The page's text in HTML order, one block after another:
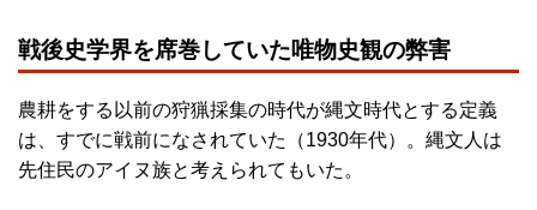
戦後史学界を席巻していた唯物史観の弊害
農耕をする以前の狩猟採集の時代が縄文時代とする定義
は、すでに戦前になされていた（1930年代）。縄文人は
先住民のアイヌ族と考えられてもいた。